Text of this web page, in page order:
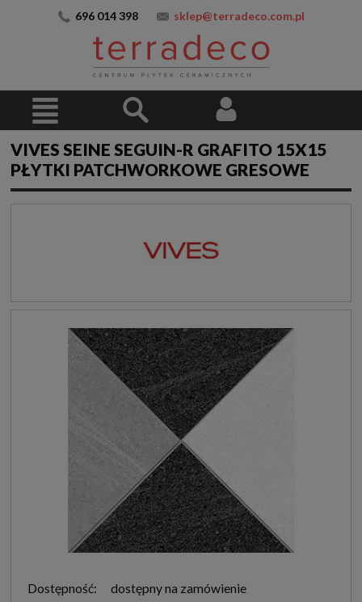
696 014 398 sklep@terradeco.com.pl
VIVES SEINE SEGUIN-R GRAFITO 15X15
PŁYTKI PATCHWORKOWE GRESOWE
Dostępność:
dostępny na zamówienie